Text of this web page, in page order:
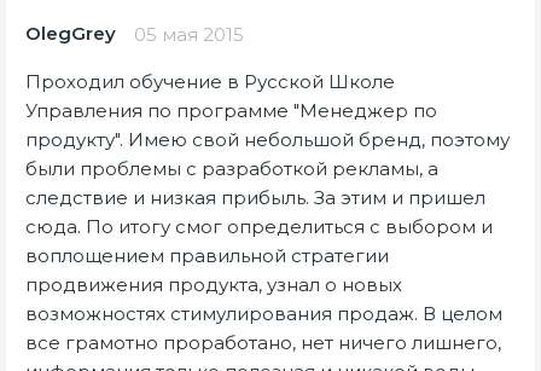
OlegGrey 05 мая 2015
Проходил обучение в Русской Школе
Управления по программе "Менеджер по
продукту". Имею свой небольшой бренд, поэтому
были проблемы с разработкой рекламы, а
следствие и низкая прибыль. За этим и пришел
сюда. По итогу смог определиться с выбором и
воплощением правильной стратегии
продвижения продукта, узнал о новых
возможностях стимулирования продаж. В целом
все грамотно проработано, нет ничего лишнего,